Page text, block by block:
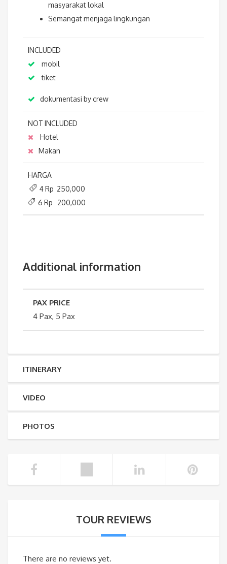
masyarakat lokal
Semangat menjaga lingkungan
INCLUDED
mobil
tiket
dokumentasi by crew
NOT INCLUDED
Hotel
Makan
HARGA
4 Rp 250,000
6 Rp 200,000
Additional information
PAX PRICE
4 Pax, 5 Pax
ITINERARY
VIDEO
PHOTOS
TOUR REVIEWS
There are no reviews yet.